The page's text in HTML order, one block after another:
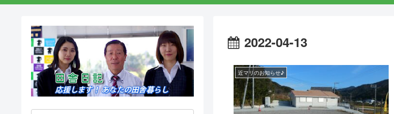
2022-04-13
近マリのお知らせ♪